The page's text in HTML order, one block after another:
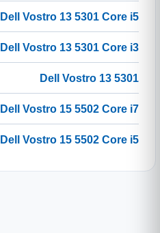
Dell Vostro 13 5301 Core i5
Dell Vostro 13 5301 Core i3
Dell Vostro 13 5301
Dell Vostro 15 5502 Core i7
Dell Vostro 15 5502 Core i5